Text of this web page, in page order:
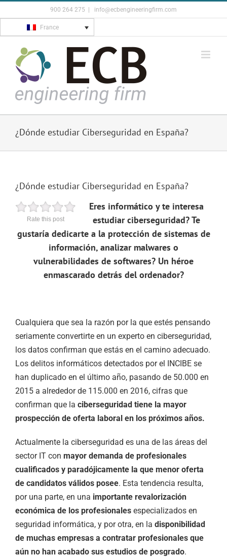
to
content
900 264 275 info@ecbengineeringfirm.com
France
¿Dónde estudiar Ciberseguridad en España?
¿Dónde estudiar Ciberseguridad en España?
Rate this post
Eres informático y te interesa
estudiar ciberseguridad?Te
gustaría dedicarte a la protección de sistemas de
información, analizar malwares o
vulnerabilidades de softwares? Un héroe
enmascarado detrás del ordenador?
Cualquiera que sea la razón por la que estés pensando
seriamente convertirte en un experto en ciberseguridad,
los datos confirman que estás en el camino adecuado.
Los delitos informáticos detectados por el INCIBE se
han duplicado en el último año, pasando de 50.000 en
2015 a alrededor de 115.000 en 2016, cifras que
confirman que la ciberseguridad tiene la mayor
prospección de oferta laboral en los próximos años.
Actualmente la ciberseguridad es una de las áreas del
sector IT con mayor demanda de profesionales
cualificados y paradójicamente la que menor oferta
de candidatos válidos posee. Esta tendencia resulta,
por una parte, en una importante revalorización
económica de los profesionales especializados en
seguridad informática, y por otra, en la disponibilidad
de muchas empresas a contratar profesionales que
aún no han acabado sus estudios de posgrado.